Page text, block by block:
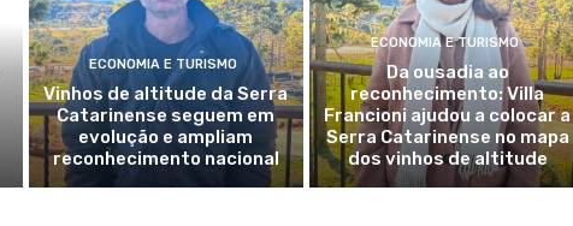
ECONOMIA E TURISMO
Vinhos de altitude da Serra
Catarinense seguem em
evolução e ampliam
reconhecimento nacional
ECONOMIA E TURISMO
Da ousadia ao
reconhecimento: Villa
Francioni ajudou a colocar a
Serra Catarinense no mapa
dos vinhos de altitude